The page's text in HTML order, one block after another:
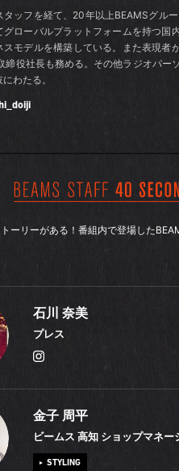
タッフを経て、20年以上BEAMSグル
グローバルプラットフォームを持つ国
スモデルを構築している。また表現者
締役社長も務める。その他ラジオパ
わたる。
ーリーがある！番組内で登場した
石川 奈美
プレス
スが大好きでついつい買い集め
シューズ好き。きっと、お互い
思っていることでしょう（笑）
金子 周平
ビームス 高知 ショップマネー
STYLING